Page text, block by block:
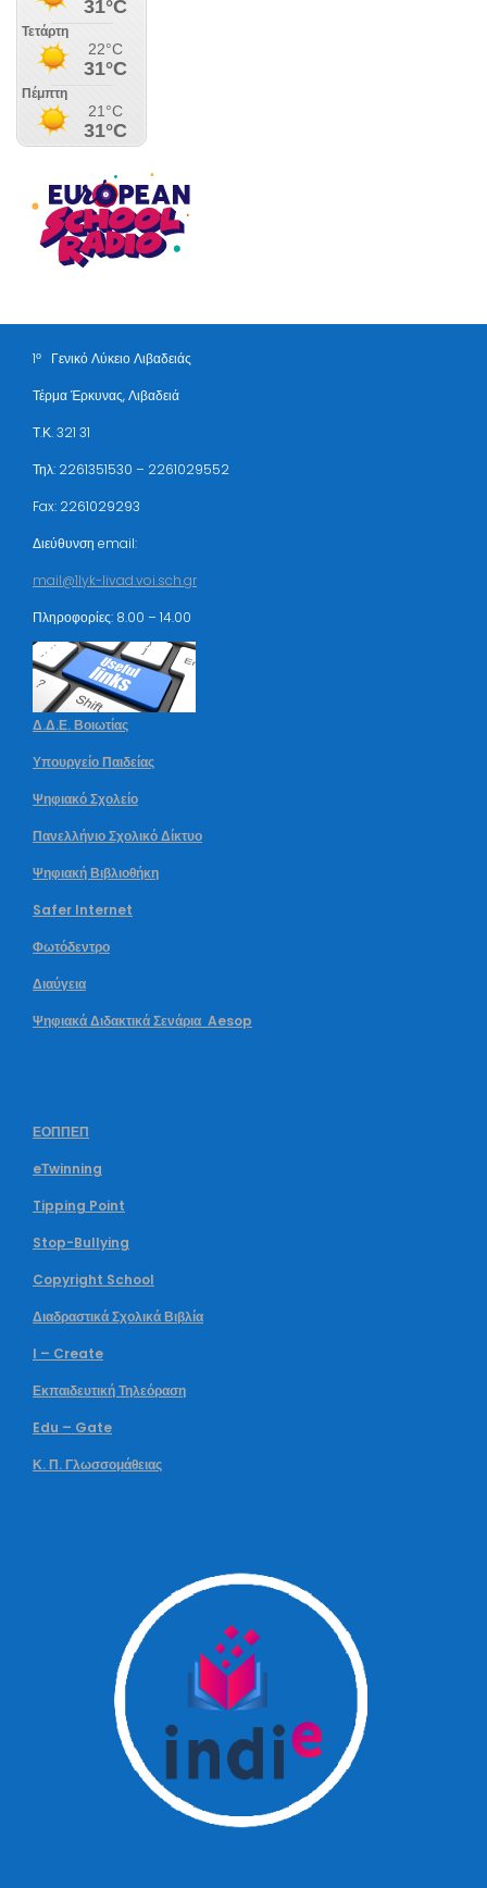
1ο
Γενικό Λύκειο Λιβαδειάς
Τέρμα Έρκυνας, Λιβαδειά
Τ.Κ. 321 31
Τηλ: 2261351530 – 2261029552
Fax: 2261029293
Διεύθυνση email:
mail@1lyk-livad.voi.sch.gr
Πληροφορίες: 8.00 – 14.00
Δ.Δ.Ε. Βοιωτίας
Υπουργείο Παιδείας
Ψηφιακό Σχολείο
Πανελλήνιο Σχολικό Δίκτυο
Ψηφιακή Βιβλιοθήκη
Safer Internet
Φωτόδεντρο
Διαύγεια
Ψηφιακά Διδακτικά Σενάρια Aesop
ΕΟΠΠΕΠ
eΤwinning
Tipping Point
Stop-Bullying
Copyright School
Διαδραστικά Σχολικά Βιβλία
I – Create
Εκπαιδευτική Τηλεόραση
Edu – Gate
Κ. Π. Γλωσσομάθειας